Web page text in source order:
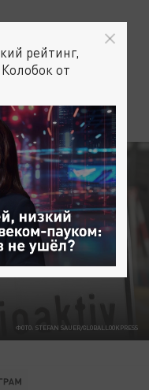
ФОТО: STEFAN SAUER/GLOBALLOOKPRESS
рейтинг,
от